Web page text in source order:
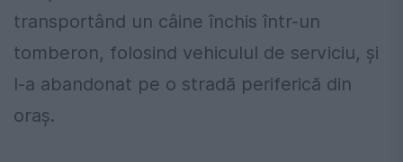
transportând un câine închis într-un
tomberon, folosind vehiculul de serviciu, și
l-a abandonat pe o stradă periferică din
oraș.